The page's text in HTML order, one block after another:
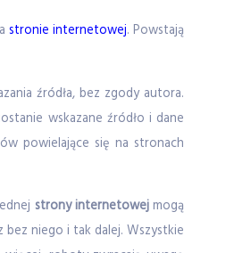
stronie internetowej. Powstają
źródła, bez zgody autora.
wskazane źródło i dane
powielające się na stronach
strony internetowejmogą
niego i tak dalej. Wszystkie